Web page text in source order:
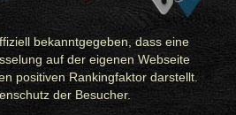
bekanntgegeben, dass eine
auf der eigenen Webseite
positiven Rankingfaktor darstellt.
der Besucher.